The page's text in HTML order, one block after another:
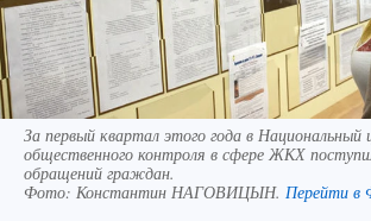
За первый квартал этого года в Национальный
общественного контроля в сфере ЖКХ
обращений граждан.
Фото: Константин НАГОВИЦЫН. Перейти в